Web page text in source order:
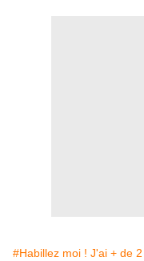
#Habillez moi ! J'ai + de